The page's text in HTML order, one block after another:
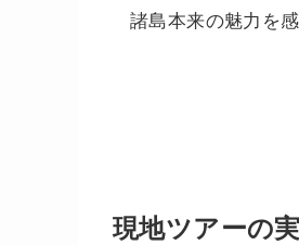
諸島本来の魅力を
現地ツアーの